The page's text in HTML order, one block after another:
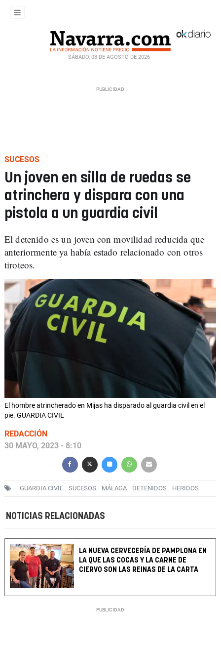
SÁBADO, 08 DE AGOSTO DE 2026
SUCESOS
Un joven en silla de ruedas se
atrinchera y dispara con una
pistola a un guardia civil
El detenido es un joven con movilidad reducida que
anteriormente ya había estado relacionado con otros
tiroteos.
El hombre atrincherado en Mijas ha disparado al guardia civil en el
pie. GUARDIA CIVIL
REDACCIÓN
30 MAYO, 2023 - 8:10
GUARDIA CIVIL SUCESOS MÁLAGA DETENIDOS HERIDOS
NOTICIAS RELACIONADAS
LA NUEVA CERVECERÍA DE PAMPLONA EN
LA QUE LAS COCAS Y LA CARNE DE
CIERVO SON LAS REINAS DE LA CARTA